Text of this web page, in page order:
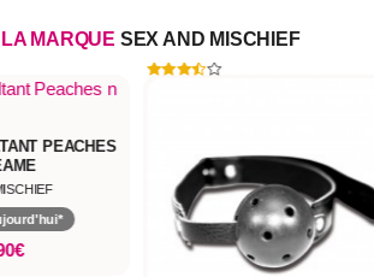
MARQUE SEX AND MISCHIEF
PEACHES